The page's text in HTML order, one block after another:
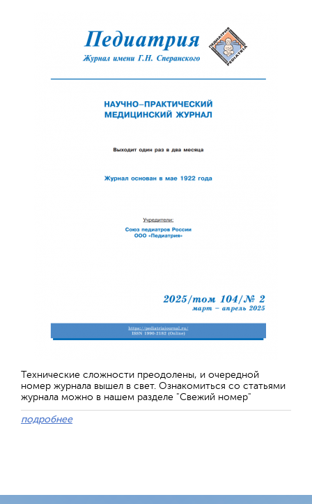
Технические сложности преодолены, и очередной
номер журнала вышел в свет. Ознакомиться со статьями
журнала можно в нашем разделе "Свежий номер"
подробнее